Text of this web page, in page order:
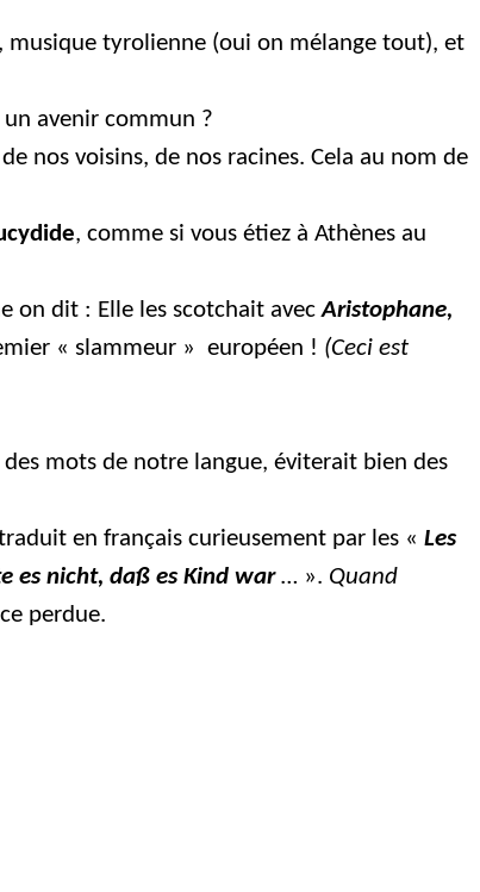
musique tyrolienne (oui on mélange tout), et
un avenir commun ?
nos voisins, de nos racines. Cela au nom de
, comme si vous étiez à Athènes au
on dit : Elle les scotchait avecAristophane,
« slammeur » européen ! (Ceci est
mots de notre langue, éviterait bien des
en français curieusement par les « Les
es nicht, daß es Kind war… ». Quand
perdue.